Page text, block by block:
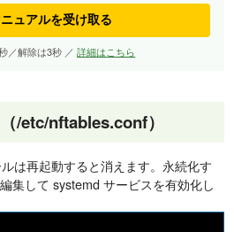
ュアルを受け取る
／解除は3秒 ／詳細はこちら
/etc/nftables.conf）
は再起動すると消えます。永続化す
集して systemd サービスを有効化し